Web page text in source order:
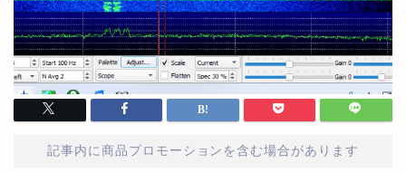
記事内に商品プロモーションを含む場合があります